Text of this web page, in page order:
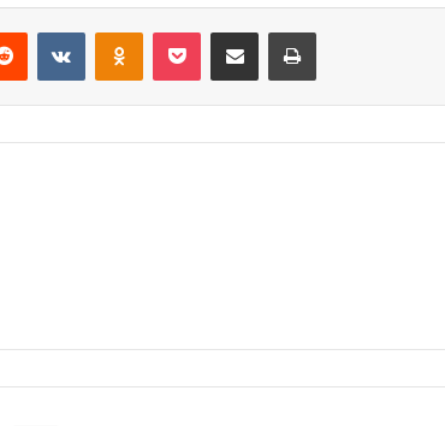
Reddit VKontakteOdnoklassniki
Pocket E-Posta ile paylaş Yazdır